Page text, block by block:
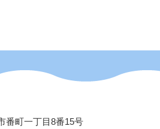
番町一丁目8番15号